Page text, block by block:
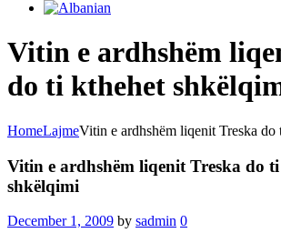
Vitin e ardhshëm
do ti kthehet
HomeLajmeVitin e ardhshëm liqenit Treska do
Vitin e ardhshëm liqenit Treska do
shkëlqimi
December 1, 2009 by sadmin 0